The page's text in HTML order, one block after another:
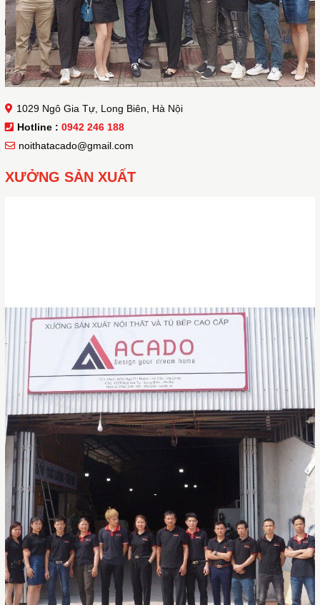
1029 Ngô Gia Tự, Long Biên, Hà Nội
Hotline : 0942 246 188
noithatacado@gmail.com
XƯỞNG SẢN XUẤT